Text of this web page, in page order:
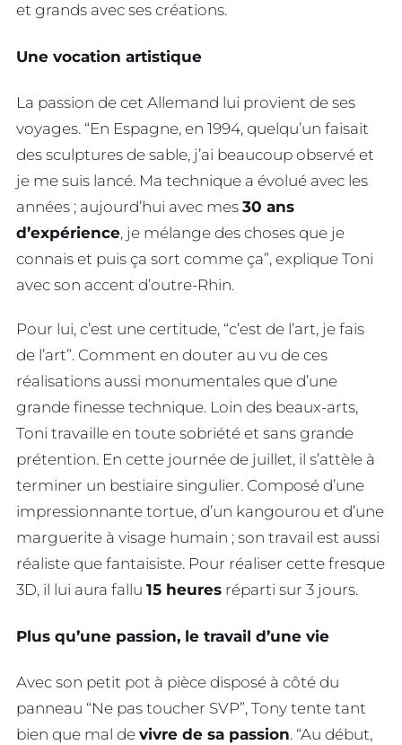
et grands avec ses créations.
Une vocation artistique
La passion de cet Allemand lui provient de ses
voyages. “En Espagne, en 1994, quelqu’un faisait
des sculptures de sable, j’ai beaucoup observé et
je me suis lancé. Ma technique a évolué avec les
années ; aujourd’hui avec mes 30 ans
d’expérience, je mélange des choses que je
connais et puis ça sort comme ça”, explique Toni
avec son accent d’outre-Rhin.
Pour lui, c’est une certitude, “c’est de l’art, je fais
de l’art”. Comment en douter au vu de ces
réalisations aussi monumentales que d’une
grande finesse technique. Loin des beaux-arts,
Toni travaille en toute sobriété et sans grande
prétention. En cette journée de juillet, il s’attèle à
terminer un bestiaire singulier. Composé d’une
impressionnante tortue, d’un kangourou et d’une
marguerite à visage humain ; son travail est aussi
réaliste que fantaisiste. Pour réaliser cette fresque
3D, il lui aura fallu 15 heures réparti sur 3 jours.
Plus qu’une passion, le travail d’une vie
Avec son petit pot à pièce disposé à côté du
panneau “Ne pas toucher SVP”, Tony tente tant
bien que mal de vivre de sa passion. “Au début,